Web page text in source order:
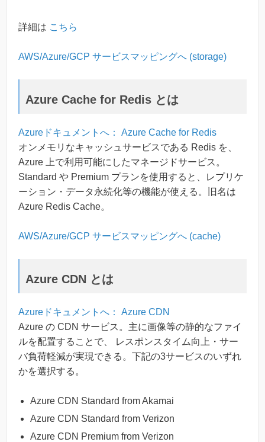
詳細は こちら
AWS/Azure/GCP サービスマッピングへ (storage)
Azure Cache for Redis とは
Azureドキュメントへ： Azure Cache for Redis
オンメモリなキャッシュサービスである Redis を、
Azure 上で利用可能にしたマネージドサービス。
Standard や Premium プランを使用すると、レプリケ
ーション・データ永続化等の機能が使える。旧名は
Azure Redis Cache。
AWS/Azure/GCP サービスマッピングへ (cache)
Azure CDN とは
Azureドキュメントへ： Azure CDN
Azure の CDN サービス。主に画像等の静的なファイ
ルを配置することで、 レスポンスタイム向上・サー
バ負荷軽減が実現できる。下記の3サービスのいずれ
かを選択する。
Azure CDN Standard from Akamai
Azure CDN Standard from Verizon
Azure CDN Premium from Verizon